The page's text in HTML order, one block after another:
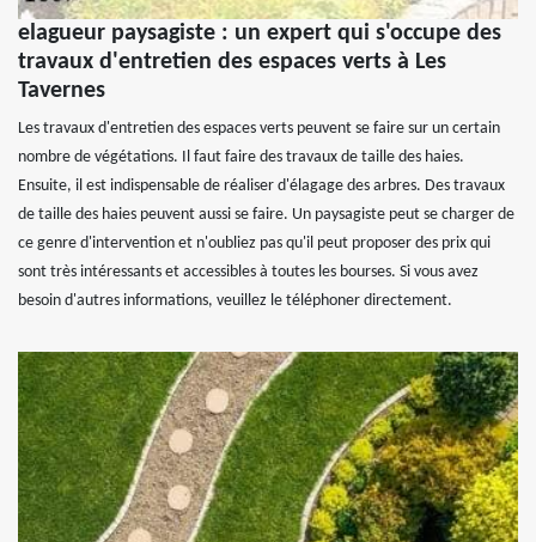
elagueur paysagiste : un expert qui s'occupe des
travaux d'entretien des espaces verts à Les
Tavernes
Les travaux d'entretien des espaces verts peuvent se faire sur un certain
nombre de végétations. Il faut faire des travaux de taille des haies.
Ensuite, il est indispensable de réaliser d'élagage des arbres. Des travaux
de taille des haies peuvent aussi se faire. Un paysagiste peut se charger de
ce genre d'intervention et n'oubliez pas qu'il peut proposer des prix qui
sont très intéressants et accessibles à toutes les bourses. Si vous avez
besoin d'autres informations, veuillez le téléphoner directement.